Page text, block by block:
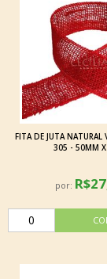
FITA DE JUTA NATURAL
305 - 50MM
por: